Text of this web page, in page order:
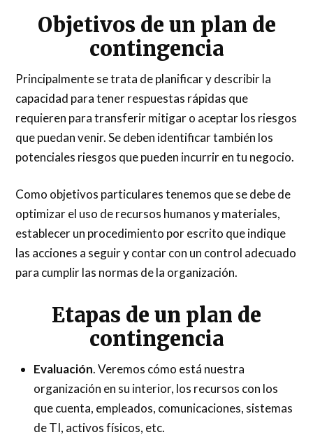
Objetivos de un plan de
contingencia
Principalmente se trata de planificar y describir la
capacidad para tener respuestas rápidas que
requieren para transferir mitigar o aceptar los riesgos
que puedan venir. Se deben identificar también los
potenciales riesgos que pueden incurrir en tu negocio.
Como objetivos particulares tenemos que se debe de
optimizar el uso de recursos humanos y materiales,
establecer un procedimiento por escrito que indique
las acciones a seguir y contar con un control adecuado
para cumplir las normas de la organización.
Etapas de un plan de
contingencia
Evaluación. Veremos cómo está nuestra
organización en su interior, los recursos con los
que cuenta, empleados, comunicaciones, sistemas
de TI, activos físicos, etc.